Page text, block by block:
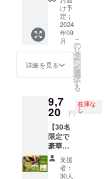
ズン、
4〜5月
頃の新
茶シー
ズン 募
集企業
社 その
他 ・チ
制作に
ついて
は、弊
社で対
応を行
いま
す。 ・
詳細は
別途、
いで
しょう
か？
おりま
す。 ・
期間
は、
2024年
2025年
8月の期
す。 ・
暫定的
なスケ
ジュー
ルとし
ては9
月、12
月、5
SNSに
よる応
援スポ
ンサー
紹介：
8月〜9
月を予
途、ご
購入企
業様向
けにご
案内予
定で
す。 そ
の他 ・
ンは、
鹿児島
の恵ま
れた大
地で
最高級
の抹茶
品質W
タンパ
クや美
容成分
を贅沢
に配合
してお
りま
温多湿
を避け
て保存
してく
ださい
※商品は
一度に
す。 日
本の伝
統文化
と現代
の栄養
を融合
した茶
乃美プ
クラフ
トエー
ル：
330ml×
2本 賞
味期限
・全て
年間
（裏面
記載）
保存方
法 ・直
射日
光、高
温多湿
を避け
割！】
茶乃美
プロテ
イン60
日分 通
常価格
12,960
円 ↓ 超
早割価
9,720円
内容量
・茶乃
美プロ
テイ
ン：
810g×2
袋（60
日分）
け予
定：
2024
年09
月
詳細を見る
こ
の
リ
タ
ー
ン
を
選
択
す
る
9,7
20 円
在庫な
し
【30名
限定で
豪華商
品提
供！
25％OF
支援
者：
30人